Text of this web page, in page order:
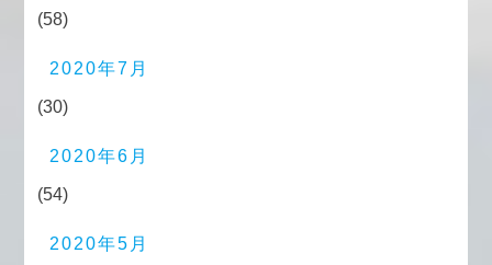
(58)
2020年7月
(30)
2020年6月
(54)
2020年5月